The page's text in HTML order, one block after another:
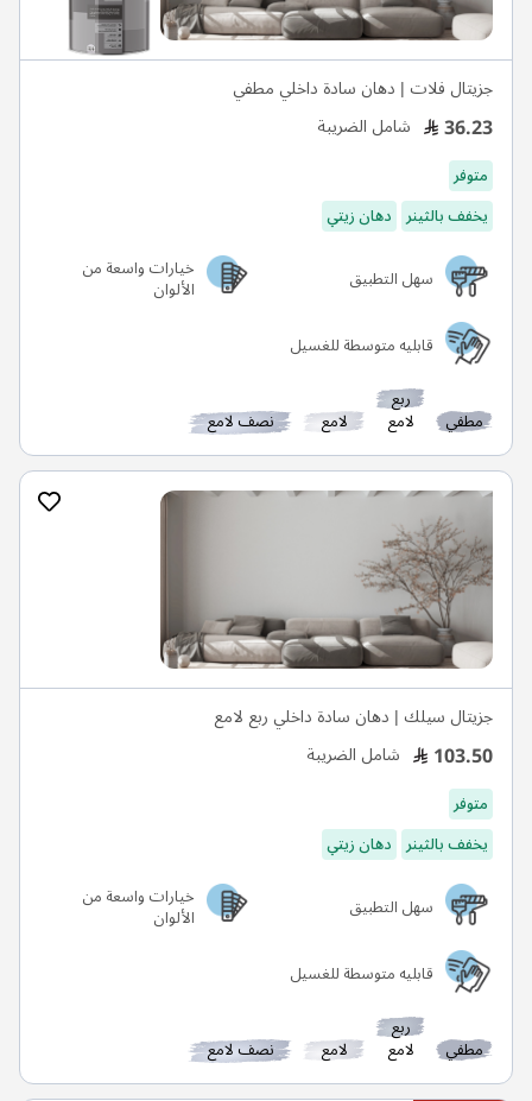
جزيتال فلات | دهان سادة داخلي مطفي
36.23 شامل الضريبة
متوفر
يخفف بالثينر دهان زيتي
سهل التطبيق
خيارات واسعة من
الألوان
قابليه متوسطة للغسيل
مطفي
ربع
لامع لامع نصف لامع
جزيتال سيلك | دهان سادة داخلي ربع لامع
103.50 شامل الضريبة
متوفر
يخفف بالثينر دهان زيتي
سهل التطبيق
خيارات واسعة من
الألوان
قابليه متوسطة للغسيل
مطفي
ربع
لامع لامع نصف لامع